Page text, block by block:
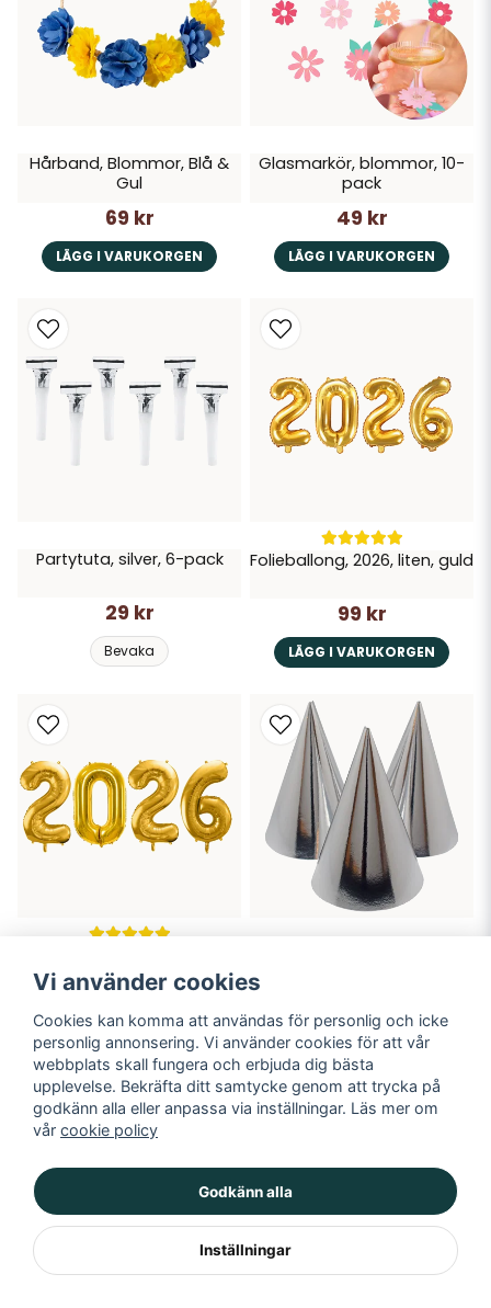
Hårband, Blommor, Blå &
Gul
69 kr
LÄGG I VARUKORGEN
Glasmarkör, blommor, 10-
pack
49 kr
LÄGG I VARUKORGEN
Partytuta, silver, 6-pack
29 kr
Bevaka
Folieballong, 2026, liten, guld
99 kr
LÄGG I VARUKORGEN
149 kr
LÄGG I VARUKORGEN
49 kr
LÄGG I VARUKORGEN
Vi använder cookies
Cookies kan komma att användas för personlig och icke
personlig annonsering. Vi använder cookies för att vår
webbplats skall fungera och erbjuda dig bästa
upplevelse. Bekräfta ditt samtycke genom att trycka på
godkänn alla eller anpassa via inställningar. Läs mer om
vår cookie policy
Godkänn alla
Inställningar